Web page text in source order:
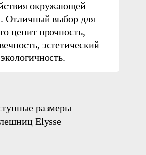
HPL
окружающей
Отличный выбор для
ценит прочность,
эстетический
размеры
Elysse